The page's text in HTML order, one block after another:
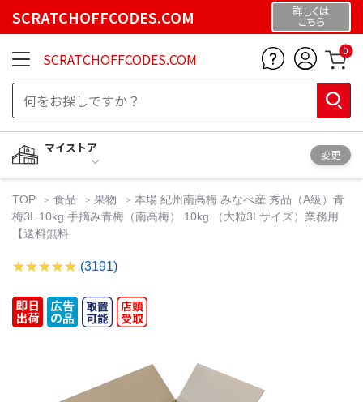
SCRATCHOFFCODES.COM 詳しくは
こちら
SCRATCHOFFCODES.COM 0
マイストア
変更
TOP 食品 果物
本場 紀州南高梅 みなべ産 秀品（A級）青
梅3L 10kg 手摘み青梅（南高梅） 10kg （大粒3Lサイズ）業務用
【送料無料
(3191)